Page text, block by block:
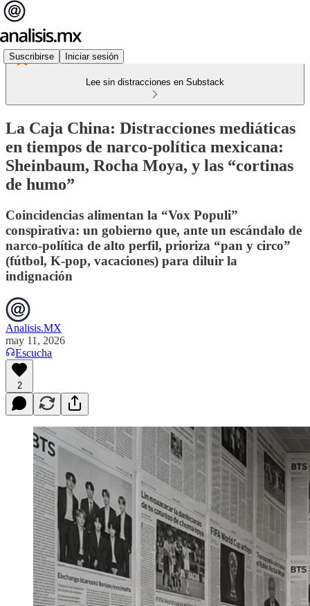
Suscribirse Iniciar sesión
Lee sin distracciones en Substack
La Caja China: Distracciones mediáticas
en tiempos de narco-política mexicana:
Sheinbaum, Rocha Moya, y las “cortinas
de humo”
Coincidencias alimentan la “Vox Populi”
conspirativa: un gobierno que, ante un escándalo de
narco-política de alto perfil, prioriza “pan y circo”
(fútbol, K-pop, vacaciones) para diluir la
indignación
Analisis.MX
may 11, 2026
Escucha
2